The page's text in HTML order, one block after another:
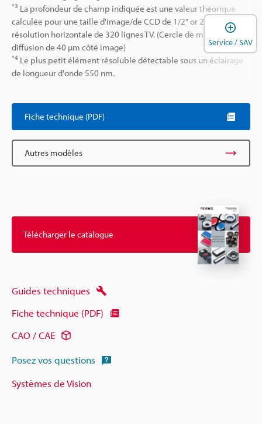
*3 La profondeur de champ indiquée est une valeur théorique
calculée pour une taille d'image/de CCD de 1/2" or 2/3" et une
résolution horizontale de 320 lignes TV. (Cercle de moindre
diffusion de 40 µm côté image)
*4 Le plus petit élément résoluble détectable sous un éclairage
de longueur d'onde 550 nm.
Fiche technique (PDF)
Autres modèles
Télécharger le catalogue
Guides techniques
Fiche technique (PDF)
CAO / CAE
Posez vos questions
Systèmes de Vision
Service / SAV